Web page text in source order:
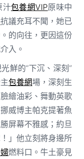
汁包養網VIP原味中
抗議充耳不聞，她已
的向往，更因這份
入。
鮮的“下沉、深刻”
包養網場，深刻生
繪油彩、舞動英歌
威博主帕克提著魚
屏幕不雅感；約旦
」他立刻將身邊所
燃料口。牛土豪見